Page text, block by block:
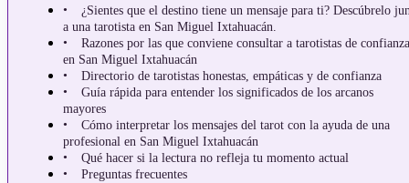
¿Sientes que el destino tiene un mensaje para ti? Descúbrelo
a una tarotista en San Miguel Ixtahuacán.
Razones por las que conviene consultar a tarotistas de confianza
en San Miguel Ixtahuacán
Directorio de tarotistas honestas, empáticas y de confianza
Guía rápida para entender los significados de los arcanos
mayores
Cómo interpretar los mensajes del tarot con la ayuda de una
profesional en San Miguel Ixtahuacán
Qué hacer si la lectura no refleja tu momento actual
Preguntas frecuentes